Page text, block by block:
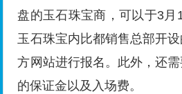
盘的玉石珠宝商，可以于3月
玉石珠宝内比都销售总部开
方网站进行报名。此外，还
的保证金以及入场费。